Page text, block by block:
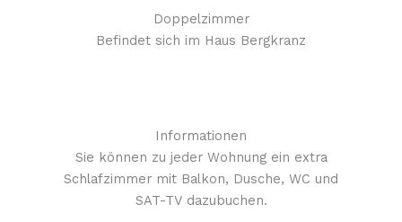
Doppelzimmer
Befindet sich im Haus Bergkranz
Informationen
Sie können zu jeder Wohnung ein extra
Schlafzimmer mit Balkon, Dusche, WC und
SAT-TV dazubuchen.